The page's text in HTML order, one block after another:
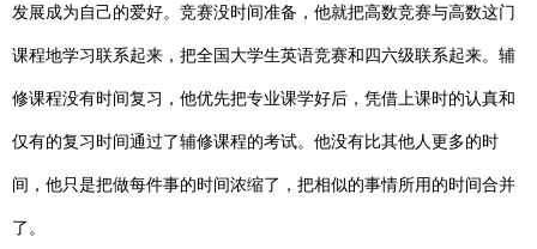
发展成为自己的爱好。竞赛没时间准备，他就把高数竞赛与高数这门
课程地学习联系起来，把全国大学生英语竞赛和四六级联系起来。辅
修课程没有时间复习，他优先把专业课学好后，凭借上课时的认真和
仅有的复习时间通过了辅修课程的考试。他没有比其他人更多的时
间，他只是把做每件事的时间浓缩了，把相似的事情所用的时间合并
了。